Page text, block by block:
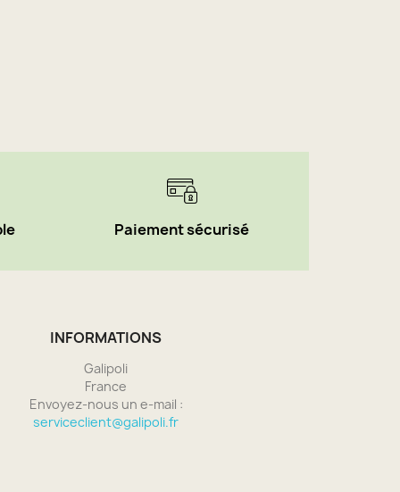
Paiement sécurisé
INFORMATIONS
Galipoli
France
Envoyez-nous un e-mail :
serviceclient@galipoli.fr